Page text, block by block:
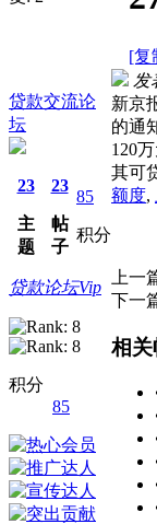
[复
贷款交流论
坛
23
主
题
23
帖
子
85
积分
贷款论坛Vip
积分
85
发
新京
的通
120
其可
额度,
上一
下一
相